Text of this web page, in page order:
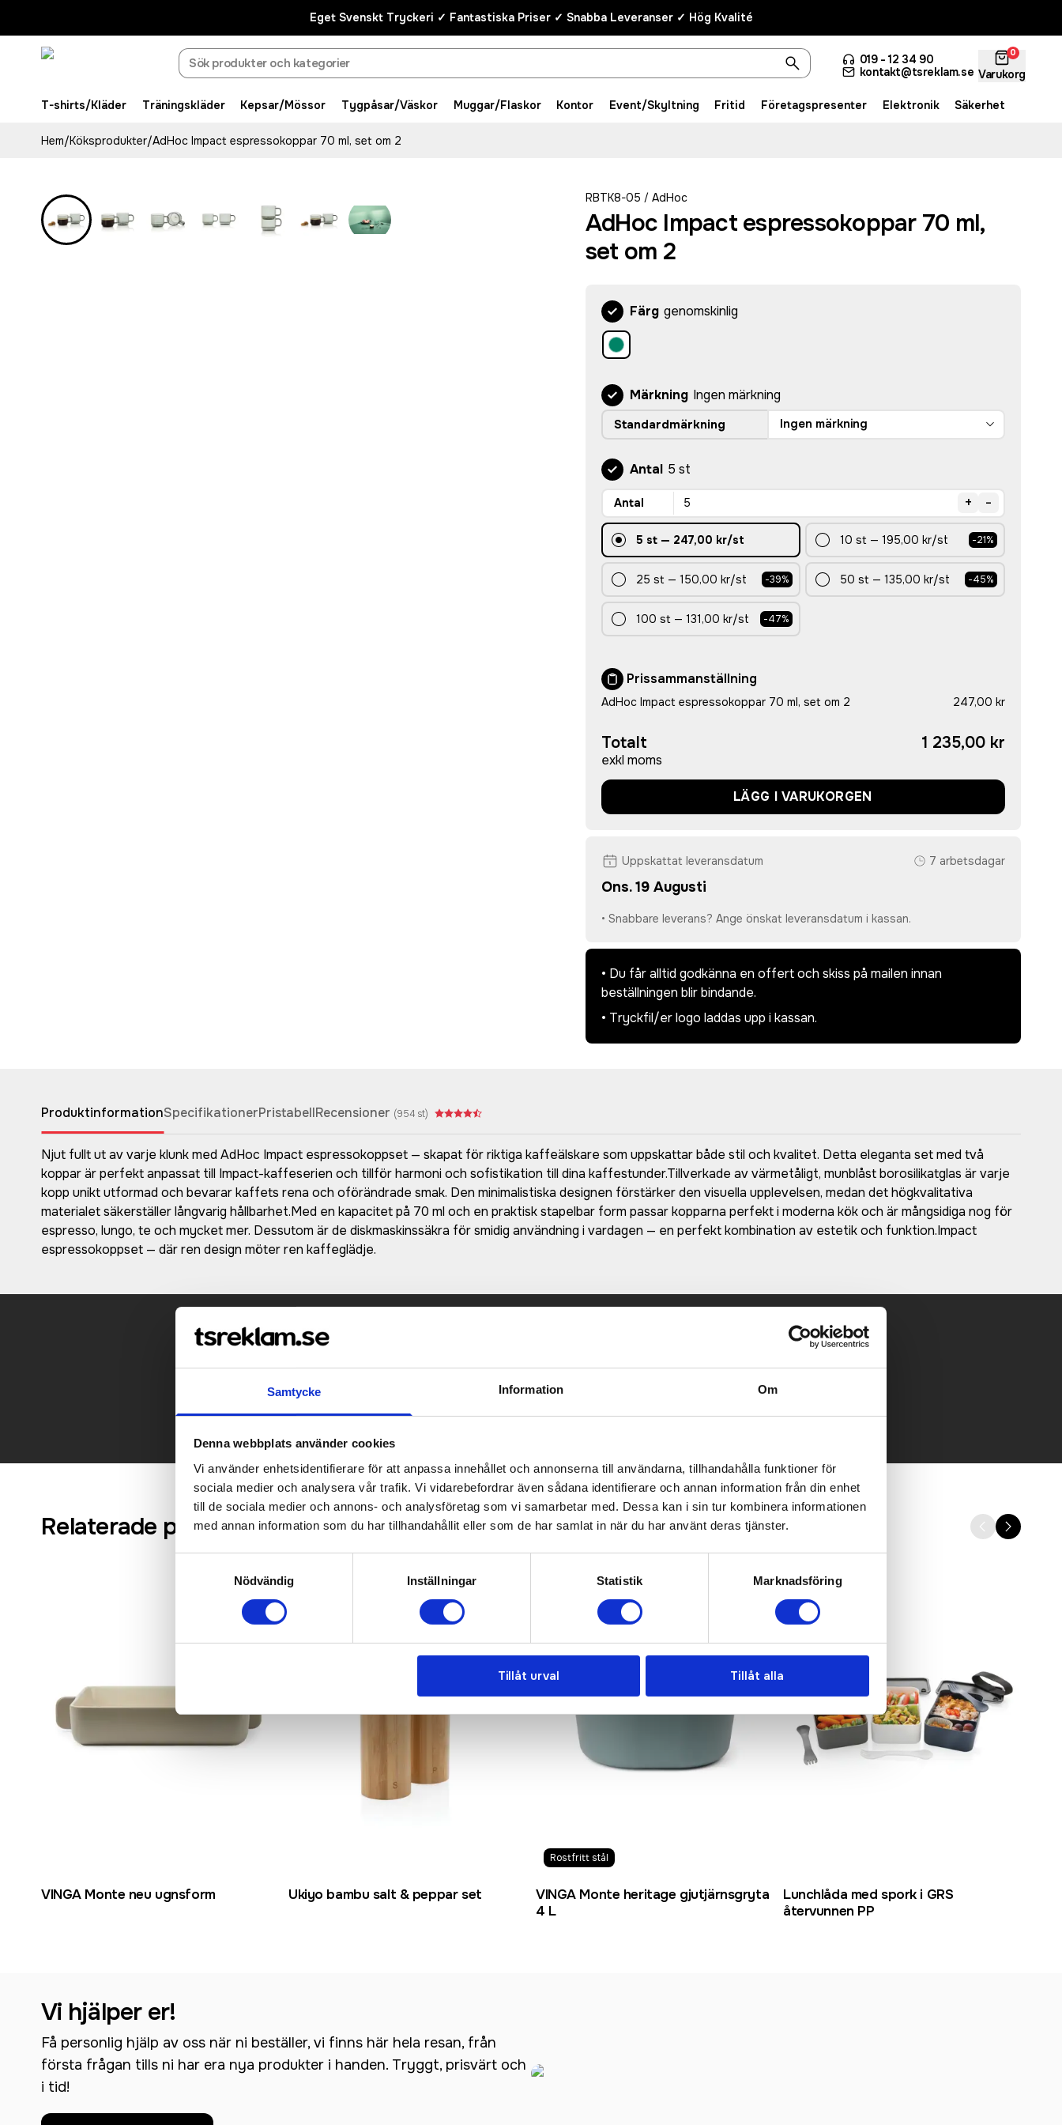
Samtycke Information Om
Denna webbplats använder cookies
Vi använder enhetsidentifierare för att anpassa innehållet och annonserna till användarna, tillhandahålla funktioner för
sociala medier och analysera vår trafik. Vi vidarebefordrar även sådana identifierare och annan information från din enhet
till de sociala medier och annons- och analysföretag som vi samarbetar med. Dessa kan i sin tur kombinera informationen
med annan information som du har tillhandahållit eller som de har samlat in när du har använt deras tjänster.
Nödvändig
Inställningar Statistik Marknadsföring
Tillåt urval Tillåt alla
Eget Svenskt Tryckeri ✓ Fantastiska Priser ✓ Snabba Leveranser ✓ Hög Kvalité
019 - 12 34 90
kontakt@tsreklam.se
0
Varukorg
T-shirts/Kläder Träningskläder Kepsar/Mössor Tygpåsar/Väskor Muggar/Flaskor Kontor Event/Skyltning Fritid Företagspresenter Elektronik Säkerhet
Hem/Köksprodukter/AdHoc Impact espressokoppar 70 ml, set om 2
RBTK8-05 / AdHoc
AdHoc Impact espressokoppar 70 ml,
set om 2
Färg genomskinlig
Märkning Ingen märkning
Standardmärkning Ingen märkning
Antal 5 st
Antal + -
5 st— 247,00 kr/st 10 st —195,00 kr/st -21%
25 st — 150,00 kr/st -39% 50 st —135,00 kr/st -45%
100 st — 131,00 kr/st -47%
Prissammanställning
AdHoc Impact espressokoppar 70 ml, set om 2 247,00 kr
Totalt
exkl moms
1 235,00 kr
LÄGG I VARUKORGEN
Uppskattat leveransdatum 7 arbetsdagar
Ons. 19 Augusti
• Snabbare leverans? Ange önskat leveransdatum i kassan.
• Du får alltid godkänna en offert och skiss på mailen innan
beställningen blir bindande.
• Tryckfil/er logo laddas upp i kassan.
ProduktinformationSpecifikationerPristabellRecensioner (954 st)
Njut fullt ut av varje klunk med AdHoc Impact espressokoppset — skapat för riktiga kaffeälskare som uppskattar både stil och kvalitet. Detta eleganta set med två
koppar är perfekt anpassat till Impact-kaffeserien och tillför harmoni och sofistikation till dina kaffestunder.Tillverkade av värmetåligt, munblåst borosilikatglas är varje
kopp unikt utformad och bevarar kaffets rena och oförändrade smak. Den minimalistiska designen förstärker den visuella upplevelsen, medan det högkvalitativa
materialet säkerställer långvarig hållbarhet.Med en kapacitet på 70 ml och en praktisk stapelbar form passar kopparna perfekt i moderna kök och är mångsidiga nog för
espresso, lungo, te och mycket mer. Dessutom är de diskmaskinssäkra för smidig användning i vardagen — en perfekt kombination av estetik och funktion.Impact
espressokoppset — där ren design möter ren kaffeglädje.
Det går också utmärkt att bara ställa frågor!
KONTAKTA OSS
Relaterade produkter
VINGA Monte neu ugnsform Ukiyo bambu salt & peppar set
Rostfritt stål
VINGA Monte heritage gjutjärnsgryta
4 L
Lunchlåda med spork i GRS
återvunnen PP
Vi hjälper er!
Få personlig hjälp av oss när ni beställer, vi finns här hela resan, från
första frågan tills ni har era nya produkter i handen. Tryggt, prisvärt och
i tid!